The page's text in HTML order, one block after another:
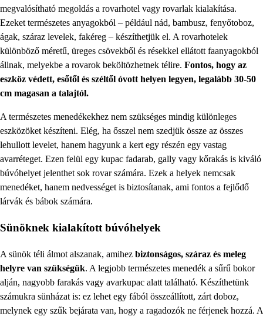
megvalósítható megoldás a rovarhotel vagy rovarlak kialakítása.
Ezeket természetes anyagokból – például nád, bambusz, fenyőtoboz,
ágak, száraz levelek, fakéreg – készíthetjük el. A rovarhotelek
különböző méretű, üreges csövekből és résekkel ellátott faanyagokból
állnak, melyekbe a rovarok beköltözhetnek télire. Fontos, hogy az
eszköz védett, esőtől és széltől óvott helyen legyen, legalább 30-50
cm magasan a talajtól.
A természetes menedékekhez nem szükséges mindig különleges
eszközöket készíteni. Elég, ha ősszel nem szedjük össze az összes
lehullott levelet, hanem hagyunk a kert egy részén egy vastag
avarréteget. Ezen felül egy kupac fadarab, gally vagy kőrakás is kiváló
búvóhelyet jelenthet sok rovar számára. Ezek a helyek nemcsak
menedéket, hanem nedvességet is biztosítanak, ami fontos a fejlődő
lárvák és bábok számára.
Sünöknek kialakított búvóhelyek
A sünök téli álmot alszanak, amihez biztonságos, száraz és meleg
helyre van szükségük. A legjobb természetes menedék a sűrű bokor
alján, nagyobb farakás vagy avarkupac alatt található. Készíthetünk
számukra sünházat is: ez lehet egy fából összeállított, zárt doboz,
melynek egy szűk bejárata van, hogy a ragadozók ne férjenek hozzá. A